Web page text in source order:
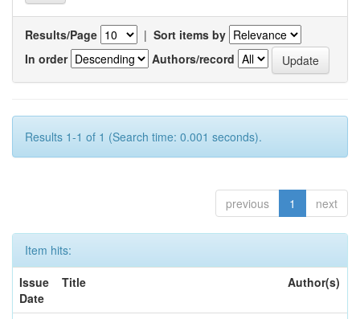
Results/Page | Sort items by
In order
Authors/record
Results 1-1 of 1 (Search time: 0.001 seconds).
previous 1 next
Item hits:
Issue
Date
Title Author(s)